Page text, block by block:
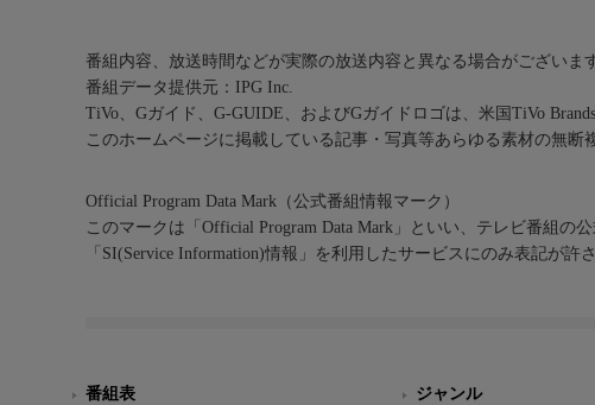
番組内容、放送時間などが実際の放送内容と異なる場合がございま
番組データ提供元：IPG Inc.
TiVo、Gガイド、G-GUIDE、およびGガイドロゴは、米国TiVo
このホームページに掲載している記事・写真等あらゆる素材の無断
Official Program Data Mark（公式番組情報マーク）
このマークは「Official Program Data Mark」といい、テレビ番組の
「SI(Service Information)情報」を利用したサービスにのみ表記が許
番組表
ジャンル